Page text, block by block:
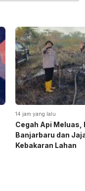
14 jam yang lalu
Cegah Api Meluas,
Banjarbaru dan
Kebakaran Lahan